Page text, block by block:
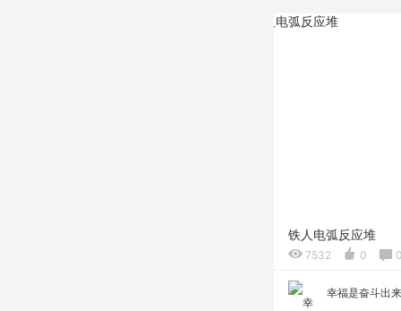
铁人电弧反应堆
7532 0
幸福是奋斗出来